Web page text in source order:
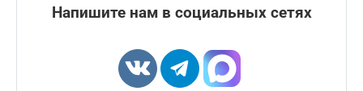
Напишите нам в социальных сетях